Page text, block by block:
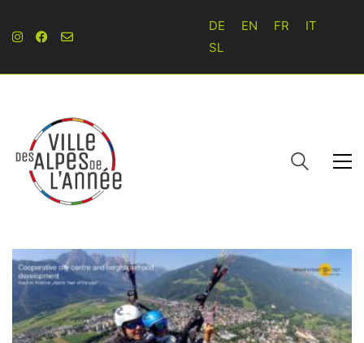
DE EN FR
IT
SL